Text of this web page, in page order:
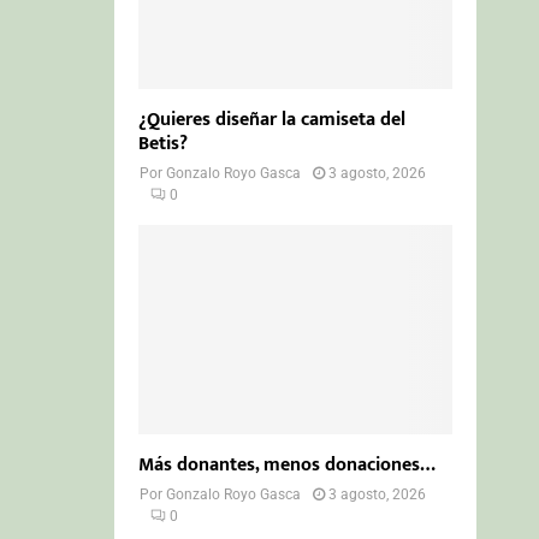
¿Quieres diseñar la camiseta del
Betis?
PorGonzalo Royo Gasca
3 agosto, 2026
0
Más donantes, menos donaciones…
PorGonzalo Royo Gasca
3 agosto, 2026
0